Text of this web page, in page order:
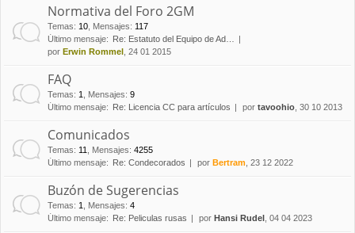
Normativa del Foro 2GM
Temas: 10 Mensajes: 117
Último mensaje:
Re: Estatuto del Equipo de Ad…
por Erwin Rommel , 24 01 2015
FAQ
Temas: 1 Mensajes: 9
Último mensaje:
Re: Licencia CC para artículos por tavoohio , 30 10 2013
Comunicados
Temas: 11 Mensajes: 4255
Último mensaje:
Re: Condecorados por Bertram , 23 12 2022
Buzón de Sugerencias
Temas: 1 Mensajes: 4
Último mensaje:
Re: Peliculas rusas por Hansi Rudel , 04 04 2023